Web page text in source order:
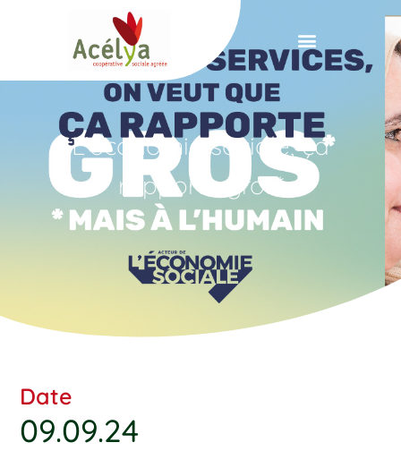
L’économie sociale, ça
rapporte gros*
Date
09.09.24
Panneau de gestion des cookies